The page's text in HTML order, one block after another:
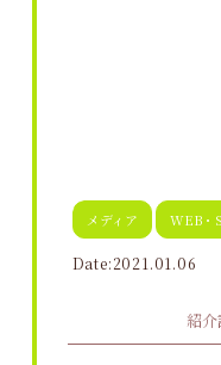
メディア WEB・
Date:2021.01.06
紹介